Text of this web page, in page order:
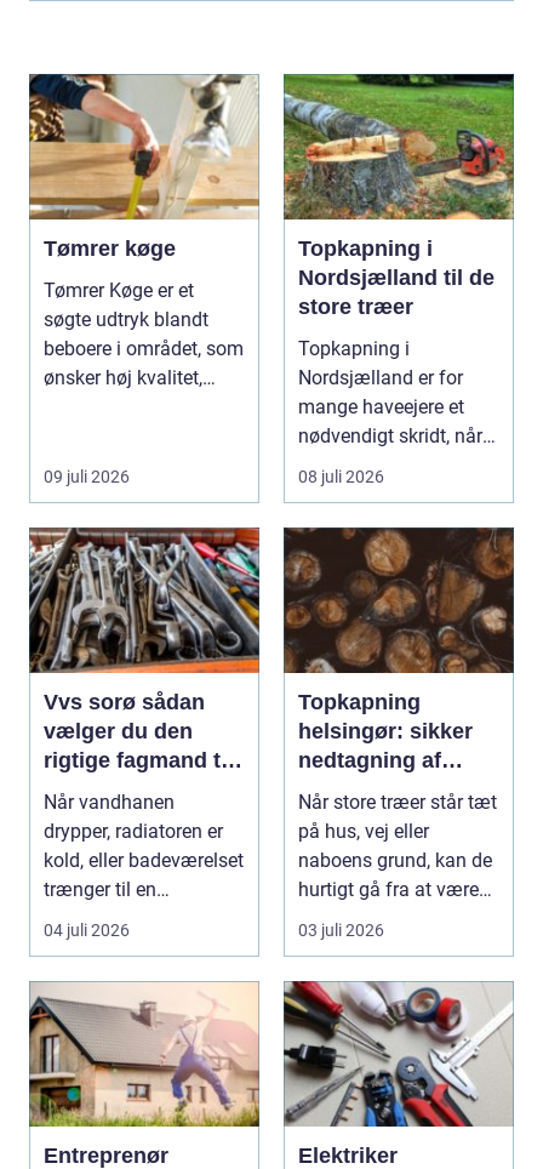
Tømrer køge
Tømrer Køge er et
søgte udtryk blandt
beboere i området, som
ønsker høj kvalitet,
09 juli 2026
Topkapning i
Nordsjælland til de
store træer
Topkapning i
Nordsjælland er for
mange haveejere et
nødvendigt skridt, når
store ...
08 juli 2026
Vvs sorø sådan
vælger du den
rigtige fagmand til
vand, varme og
energi
Når vandhanen
drypper, radiatoren er
kold, eller badeværelset
trænger til en
gennemgribende
renoveri...
04 juli 2026
Topkapning
helsingør: sikker
nedtagning af
store og
besværlige træer
Når store træer står tæt
på hus, vej eller
naboens grund, kan de
hurtigt gå fra at være
smukke til a...
03 juli 2026
Entreprenør
Elektriker